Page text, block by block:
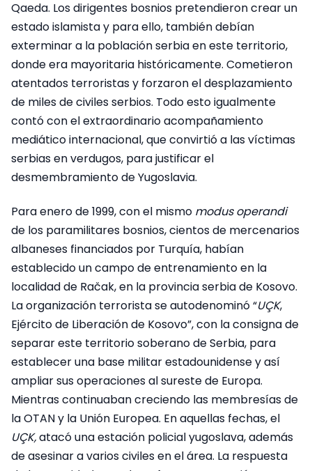
Qaeda. Los dirigentes bosnios pretendieron crear un
estado islamista y para ello, también debían
exterminar a la población serbia en este territorio,
donde era mayoritaria históricamente. Cometieron
atentados terroristas y forzaron el desplazamiento
de miles de civiles serbios. Todo esto igualmente
contó con el extraordinario acompañamiento
mediático internacional, que convirtió a las víctimas
serbias en verdugos, para justificar el
desmembramiento de Yugoslavia.
Para enero de 1999, con el mismo modus operandi
de los paramilitares bosnios, cientos de mercenarios
albaneses financiados por Turquía, habían
establecido un campo de entrenamiento en la
localidad de Račak, en la provincia serbia de Kosovo.
La organización terrorista se autodenominó “UÇK,
Ejército de Liberación de Kosovo”, con la consigna de
separar este territorio soberano de Serbia, para
establecer una base militar estadounidense y así
ampliar sus operaciones al sureste de Europa.
Mientras continuaban creciendo las membresías de
la OTAN y la Unión Europea. En aquellas fechas, el
UÇK,atacó una estación policial yugoslava, además
de asesinar a varios civiles en el área. La respuesta